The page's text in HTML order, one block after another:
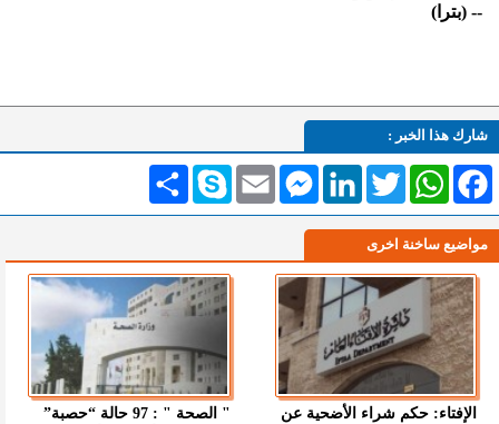
-- (بترا)
شارك هذا الخبر :
انشر Skype Email
MessengerLinkedInTwitterWhatsAppFacebook
مواضيع ساخنة اخرى
الإفتاء: حكم شراء الأضحية عن
" الصحة " : 97 حالة “حصبة”